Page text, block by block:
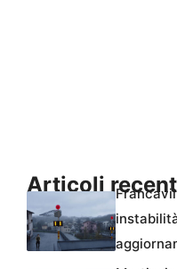
Articoli